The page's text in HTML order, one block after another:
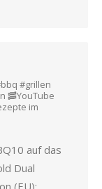
#grillen
🥓YouTube
im